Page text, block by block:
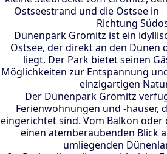
Ostseestrand und die Ostsee in
Richtung
Dünenpark Grömitz ist ein
Ostsee, der direkt an den Dünen
liegt. Der Park bietet seinen
Möglichkeiten zur Entspannung
einzigartigen
Der Dünenpark Grömitz
Ferienwohnungen und -häuser,
eingerichtet sind. Vom Balkon oder
einen atemberaubenden Blick
umliegenden